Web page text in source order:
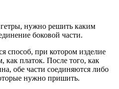
гетры, нужно решить каким
боковой части.
способ, при котором изделие
платок. После того, как
обе части соединяются либо
нужно пришить.